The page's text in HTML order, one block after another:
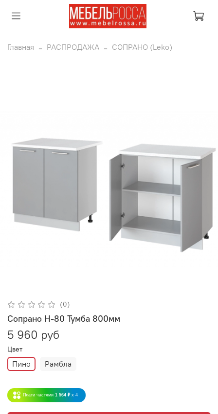
Главная РАСПРОДАЖА СОПРАНО (Leko)
(0)
Сопрано Н-80 Тумба 800мм
5 960 руб
Цвет
Пино Рамбла
Плати частями 1 564 ₽ x 4